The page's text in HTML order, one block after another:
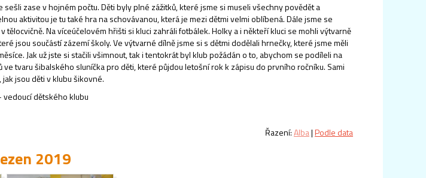
zase v hojném počtu. Děti byly plné zážitků, které jsme si museli všechny povědět a
aktivitou je tu také hra na schovávanou, která je mezi dětmi velmi oblíbená. Dále jsme se
tělocvičně. Na víceúčelovém hřišti si kluci zahráli fotbálek. Holky a i někteří kluci se mohli výtvarně
jsou součástí zázemí školy. Ve výtvarné dílně jsme si s dětmi dodělali hrnečky, které jsme měli
Jak už jste si stačili všimnout, tak i tentokrát byl klub požádán o to, abychom se podíleli na
tvaru šibalského sluníčka pro děti, které půjdou letošní rok k zápisu do prvního ročníku. Sami
jsou děti v klubu šikovné.
dětského klubu
Řazení:Alba|Podle data
2019